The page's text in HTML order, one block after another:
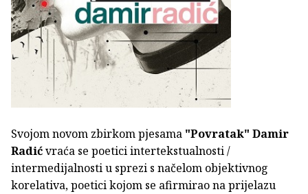
Svojom novom zbirkom pjesama "Povratak" Damir
Radićvraća se poetici intertekstualnosti /
intermedijalnosti u sprezi s načelom objektivnog
korelativa, poetici kojom se afirmirao na prijelazu